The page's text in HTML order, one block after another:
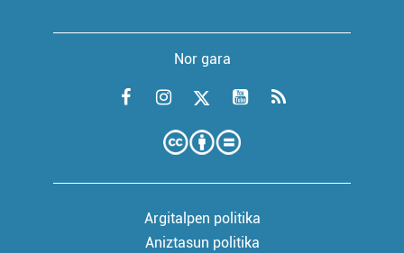
Nor gara
Argitalpen politika
Aniztasun politika